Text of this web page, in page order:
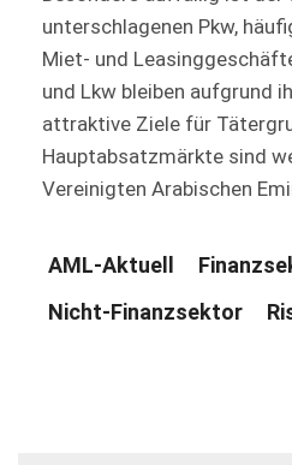
unterschlagenen Pkw,
Miet- und
und Lkw bleiben aufgrund
attraktive Ziele für
Hauptabsatzmärkte sind
Vereinigten Arabischen
AML-Aktuell
Nicht-Finanzsektor